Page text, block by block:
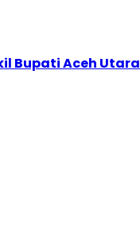
Bupati Aceh Utara